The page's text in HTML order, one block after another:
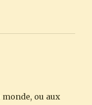
ou aux